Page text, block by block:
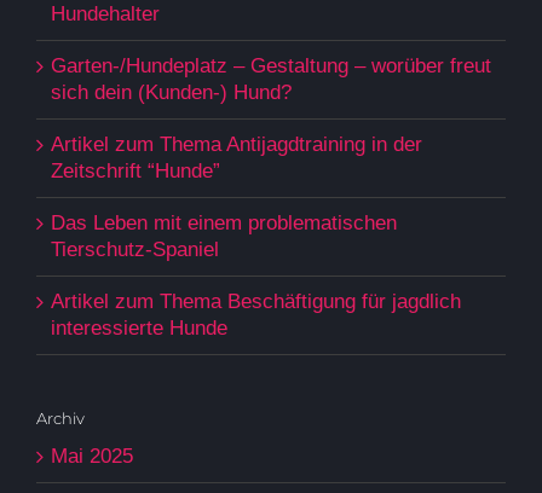
Hundehalter
Garten-/Hundeplatz – Gestaltung – worüber freut
sich dein (Kunden-) Hund?
Artikel zum Thema Antijagdtraining in der
Zeitschrift “Hunde”
Das Leben mit einem problematischen
Tierschutz-Spaniel
Artikel zum Thema Beschäftigung für jagdlich
interessierte Hunde
Archiv
Mai 2025